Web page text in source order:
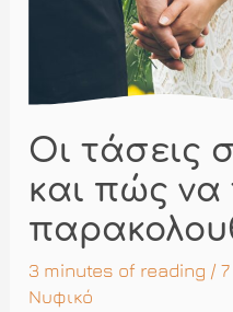
Οι τάσεις
και πώς να
3 minutes of reading /
Νυφικό